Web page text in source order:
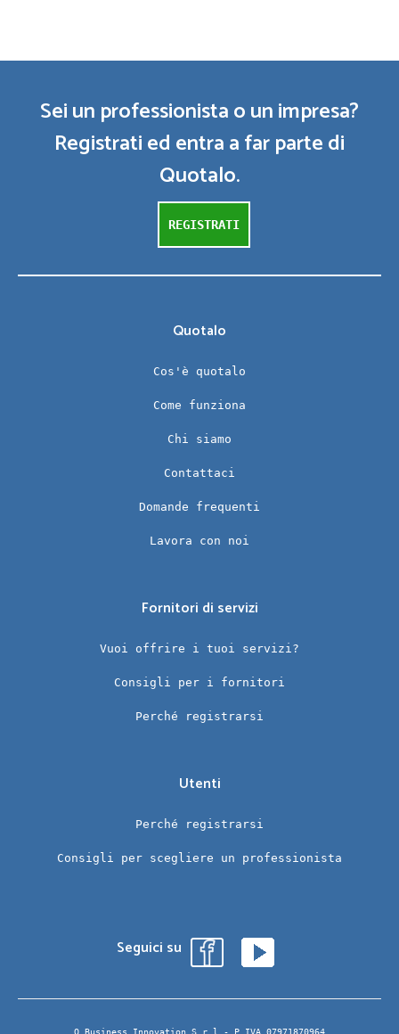
Sei un professionista o un impresa?
Registrati ed entra a far parte di
Quotalo.
REGISTRATI
Quotalo
Cos'è quotalo
Come funziona
Chi siamo
Contattaci
Domande frequenti
Lavora con noi
Fornitori di servizi
Vuoi offrire i tuoi servizi?
Consigli per i fornitori
Perché registrarsi
Utenti
Perché registrarsi
Consigli per scegliere un professionista
Seguici su